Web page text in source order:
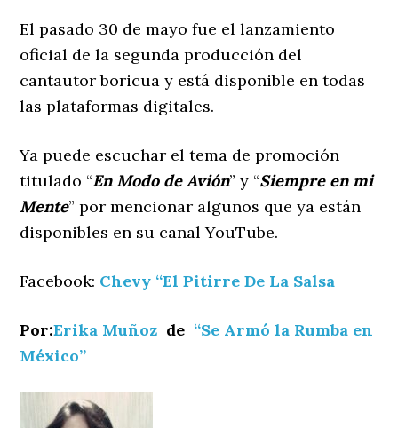
El pasado 30 de mayo fue el lanzamiento
oficial de la segunda producción del
cantautor boricua y está disponible en todas
las plataformas digitales.
Ya puede escuchar el tema de promoción
titulado “En Modo de Avión” y “Siempre en mi
Mente” por mencionar algunos que ya están
disponibles en su canal YouTube.
Facebook: Chevy “El Pitirre De La Salsa
Por:Erika Muñoz de “Se Armó la Rumba en
México”